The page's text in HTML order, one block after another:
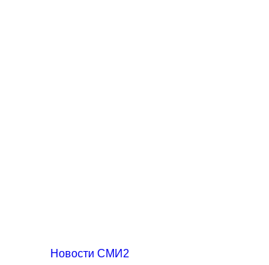
Новости СМИ2